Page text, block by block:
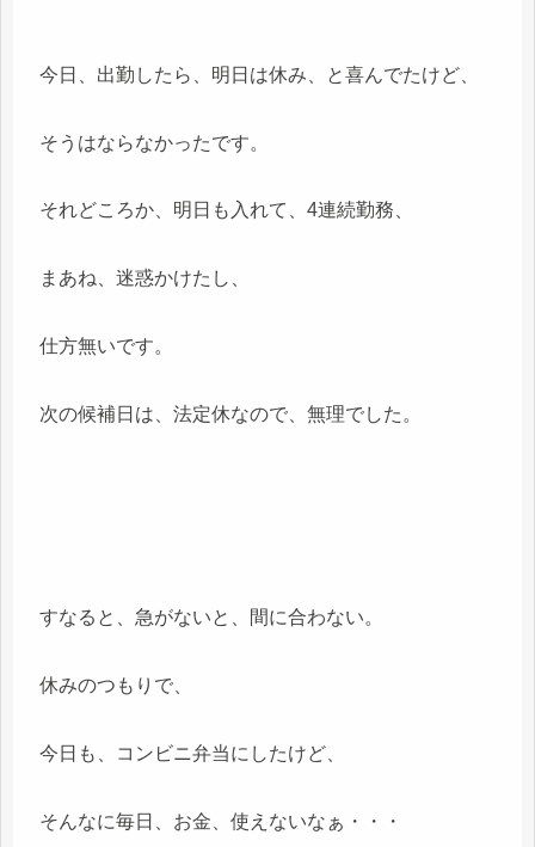
今日、出勤したら、明日は休み、と喜んでたけど、
そうはならなかったです。
それどころか、明日も入れて、4連続勤務、
まあね、迷惑かけたし、
仕方無いです。
次の候補日は、法定休なので、無理でした。
すなると、急がないと、間に合わない。
休みのつもりで、
今日も、コンビニ弁当にしたけど、
そんなに毎日、お金、使えないなぁ・・・